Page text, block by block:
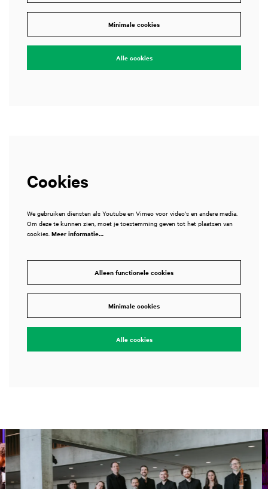
Minimale cookies
Alle cookies
Cookies
We gebruiken diensten als Youtube en Vimeo voor video's en andere media.
Om deze te kunnen zien, moet je toestemming geven tot het plaatsen van
cookies. Meer informatie…
Alleen functionele cookies
Minimale cookies
Alle cookies
Overslaan